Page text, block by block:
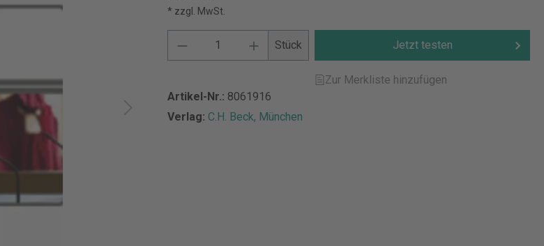
* zzgl. MwSt.
Stück Jetzt testen
Zur Merkliste hinzufügen
Artikel-Nr.: 8061916
Verlag: C.H. Beck, München